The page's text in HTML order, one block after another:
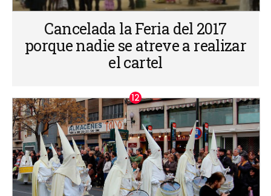
Cancelada la Feria del 2017
porque nadie se atreve a realizar
el cartel